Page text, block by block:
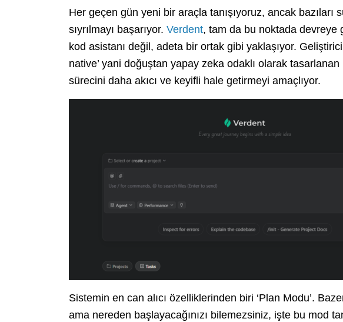
Her geçen gün yeni bir araçla tanışıyoruz, ancak
sıyrılmayı başarıyor. Verdent, tam da bu noktada devreye
kod asistanı değil, adeta bir ortak gibi yaklaşıyor.
native’ yani doğuştan yapay zeka odaklı olarak
sürecini daha akıcı ve keyifli hale getirmeyi amaçlıyor.
Sistemin en can alıcı özelliklerinden biri ‘Plan Modu’.
ama nereden başlayacağınızı bilemezsiniz, işte bu mod